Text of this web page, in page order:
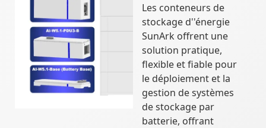
Les conteneurs de
stockage d''énergie
SunArk offrent une
solution pratique,
flexible et fiable pour
le déploiement et la
gestion de systèmes
de stockage par
batterie, offrant